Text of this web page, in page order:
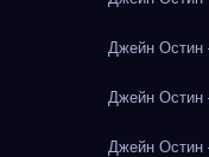
Джейн Остин
Джейн Остин
Джейн Остин